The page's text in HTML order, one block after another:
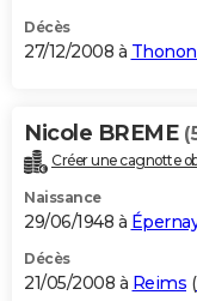
Décès
27/12/2008 à
Nicole BREME
Créer une cagnotte
Naissance
29/06/1948 à
Décès
21/05/2008 à Reims (